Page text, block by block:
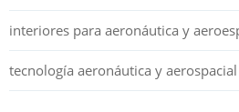
interiores para aeronáutica y
tecnología aeronáutica y aerospacial